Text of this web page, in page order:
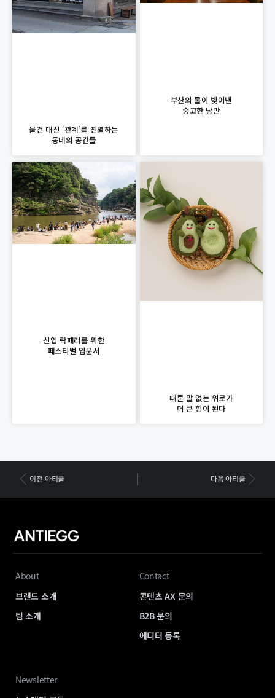
물건 대신 ‘관계’를 진열하는
동네의 공간들
부산의 물이 빚어낸
숭고한 낭만
신입 락페러를 위한
페스티벌 입문서
때론 말 없는 위로가
더 큰 힘이 된다
이전 아티클 다음 아티클
About
브랜드 소개
팀 소개
Contact
콘텐츠 AX 문의
B2B 문의
에디터 등록
Newsletter